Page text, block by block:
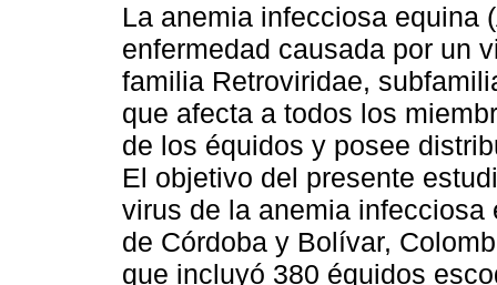
La anemia infecciosa equina
enfermedad causada por un
familia Retroviridae,
que afecta a todos los
de los équidos y posee
El objetivo del presente
virus de la anemia infecciosa
de Córdoba y Bolívar,
que incluyó 380 équidos